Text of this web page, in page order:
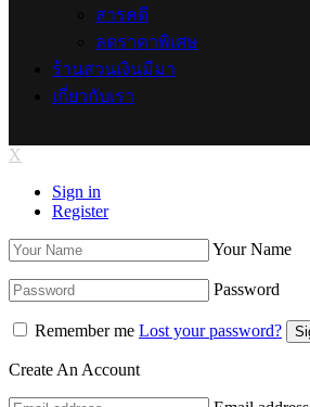
สารคดี
ลดราคาพิเศษ
ร้านสวนเงินมีมา
เกี่ยวกับเรา
X
Sign in
Register
Your Name
Password
Remember me Lost your password?
Create An Account